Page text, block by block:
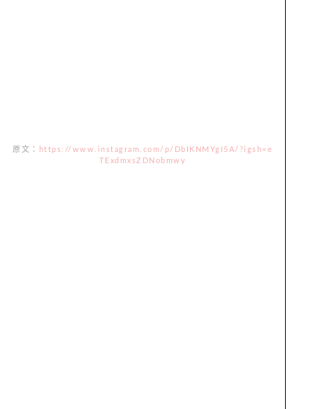
原文：
https://www.instagram.com/p/DbIKNMYgI5A/?igsh=e
TExdmxsZDNobmwy